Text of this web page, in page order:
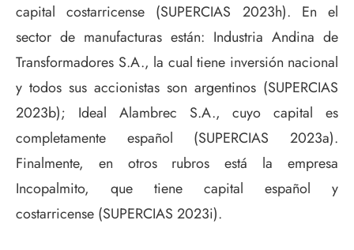
capital costarricense (SUPERCIAS 2023h). En el
sector de manufacturas están: Industria Andina de
Transformadores S.A., la cual tiene inversión nacional
y todos sus accionistas son argentinos (SUPERCIAS
2023b); Ideal Alambrec S.A., cuyo capital es
completamente español (SUPERCIAS 2023a).
Finalmente, en otros rubros está la empresa
Incopalmito, que tiene capital español y
costarricense (SUPERCIAS 2023i).